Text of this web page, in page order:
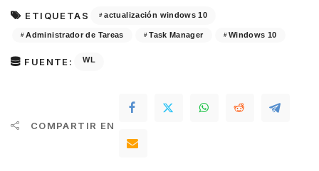
ETIQUETAS actualización windows 10
Administrador de Tareas Task Manager Windows 10
FUENTE: WL
COMPARTIR EN